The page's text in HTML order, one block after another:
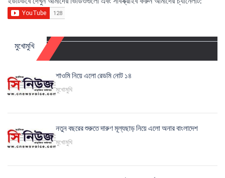
মুখোমুখি
শাওমি নিয়ে এলো রেডমি নোট ১৪
মুখোমুখি
নতুন বছরের শুরুতে দারুণ মূল্যছাড় নিয়ে এলো অনার বাংলাদেশ
মুখোমুখি